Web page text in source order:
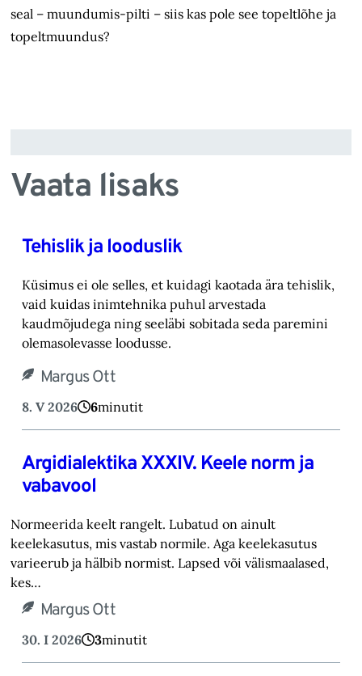
seal – muundumis-pilti – siis kas pole see topeltlõhe ja
topeltmuundus?
Vaata lisaks
Tehislik ja looduslik
Küsimus ei ole selles, et kuidagi kaotada ära tehislik,
vaid kuidas inimtehnika puhul arvestada
kaudmõjudega ning seeläbi sobitada seda paremini
olemasolevasse loodusse.
Margus Ott
8. V 2026 6minutit
Argidialektika XXXIV. Keele norm ja
vabavool
Normeerida keelt rangelt. Lubatud on ainult
keelekasutus, mis vastab normile. Aga keelekasutus
varieerub ja hälbib normist. Lapsed või välismaalased,
kes…
Margus Ott
30. I 2026 3minutit